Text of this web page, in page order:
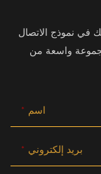
في نموذج الاتصال
واسعة من
اسم
بريد إلكتروني